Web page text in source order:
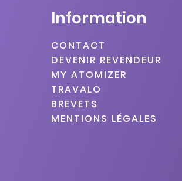
Information
CONTACT
DEVENIR REVENDEUR
MY ATOMIZER
TRAVALO
BREVETS
MENTIONS LÉGALES